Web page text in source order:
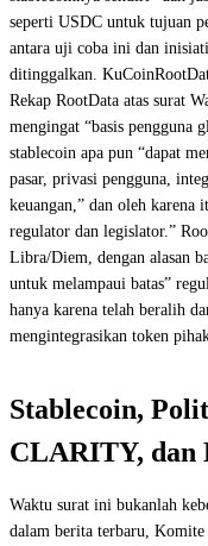
seperti USDC untuk tujuan
antara uji coba ini dan
ditinggalkan.
Rekap RootData atas surat
mengingat “basis pengguna
stablecoin apa pun “dapat
pasar, privasi pengguna,
keuangan,” dan oleh karena
regulator dan legislator.”
Libra/Diem, dengan alasan
untuk melampaui batas”
hanya karena telah beralih
mengintegrasikan token
Stablecoin,
CLARITY, dan
Waktu surat ini bukanlah
dalam berita terbaru, Komite